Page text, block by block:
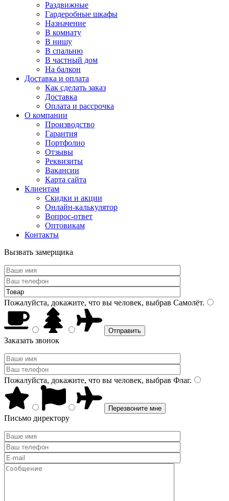
Раздвижные
Гардеробные шкафы
Назначение
В комнату
В нишу
В спальню
В частный дом
На балкон
Доставка и оплата
Как сделать заказ
Доставка
Оплата и рассрочка
О компании
Производство
Гарантия
Портфолио
Отзывы
Реквизиты
Вакансии
Карта сайта
Клиентам
Скидки и акции
Онлайн-калькулятор
Вопрос-ответ
Оптовикам
Контакты
Вызвать замерщика
Пожалуйста, докажите, что вы человек, выбрав Самолёт.
Заказать звонок
Пожалуйста, докажите, что вы человек, выбрав Флаг.
Письмо директору